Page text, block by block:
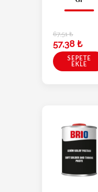
67,51₺
57,38 ₺
SEPETE
EKLE